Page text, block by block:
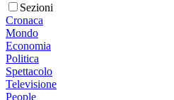
Sezioni
Cronaca
Mondo
Economia
Politica
Spettacolo
Televisione
People